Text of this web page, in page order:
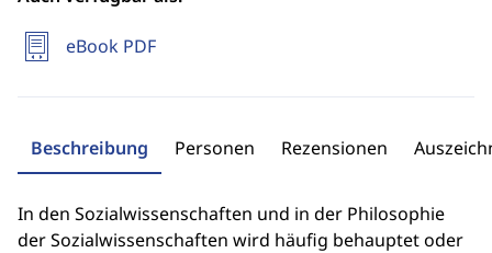
eBook PDF
Beschreibung Personen Rezensionen
In den Sozialwissenschaften und in der Philosophie
der Sozialwissenschaften wird häufig behauptet oder